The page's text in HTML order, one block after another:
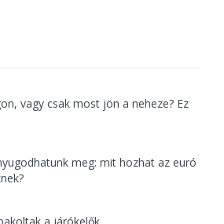
vagy csak most jön a neheze? Ez
meg: mit hozhat az euró